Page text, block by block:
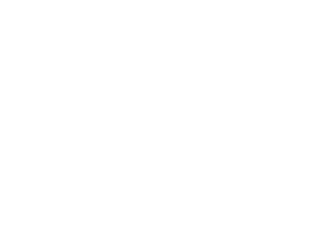
– בלוג של